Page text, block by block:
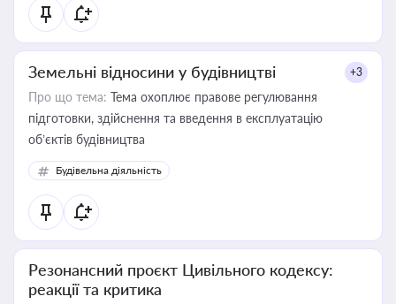
Земельні відносини у будівництві +3
Про що тема: Тема охоплює правове регулювання
підготовки, здійснення та введення в експлуатацію
об’єктів будівництва
Будівельна діяльність
Резонансний проєкт Цивільного кодексу:
реакції та критика